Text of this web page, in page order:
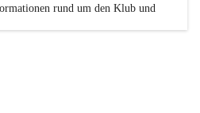
rund um den Klub und